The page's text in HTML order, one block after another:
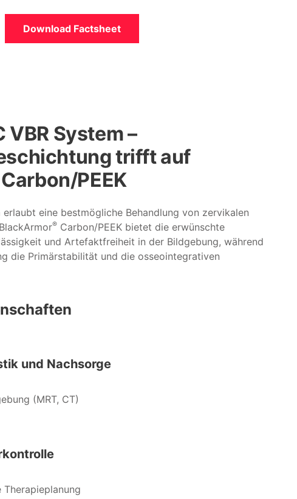
Download Factsheet
VBR System –
trifft auf
Carbon/PEEK
erlaubt eine bestmögliche Behandlung von zervikalen
® Carbon/PEEK bietet die erwünschte
und Artefaktfreiheit in der Bildgebung, während
die Primärstabilität und die osseointegrativen
und Nachsorge
(MRT, CT)